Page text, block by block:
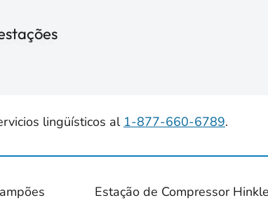
lingüísticos al 1-877-660-6789.
Estação de Compressor